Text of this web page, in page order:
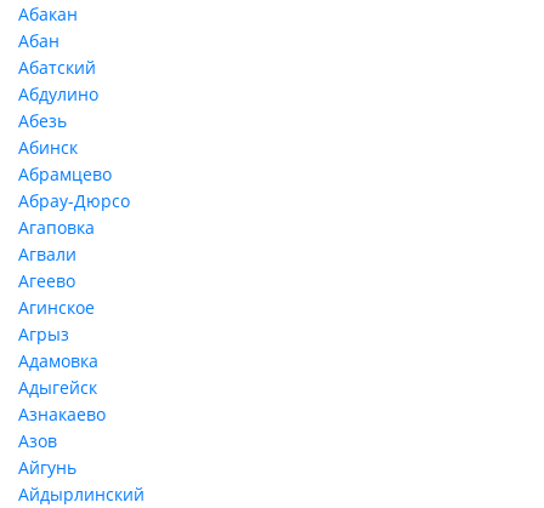
Абакан
Абан
Абатский
Абдулино
Абезь
Абинск
Абрамцево
Абрау-Дюрсо
Агаповка
Агвали
Агеево
Агинское
Агрыз
Адамовка
Адыгейск
Азнакаево
Азов
Айгунь
Айдырлинский